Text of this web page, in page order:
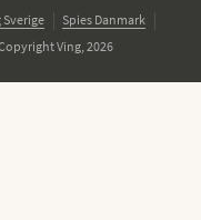
Sverige
Spies Danmark
Ving, 2026